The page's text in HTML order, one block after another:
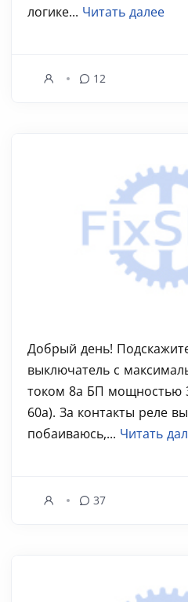
логике... Читать далее
12
Добрый день!
выключатель с
током 8а БП мощностью
60а). За контакты реле
побаиваюсь,... Читать
37